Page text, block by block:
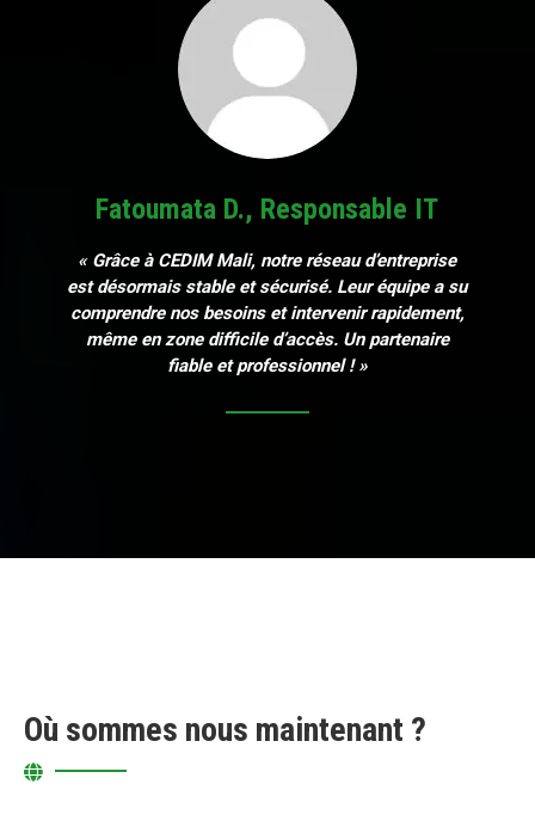
Fatoumata D., Responsable IT
« Grâce à CEDIM Mali, notre réseau d’entreprise
est désormais stable et sécurisé. Leur équipe a su
comprendre nos besoins et intervenir rapidement,
même en zone difficile d’accès. Un partenaire
fiable et professionnel ! »
Où sommes nous maintenant ?